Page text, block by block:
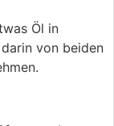
Öl in
von beiden